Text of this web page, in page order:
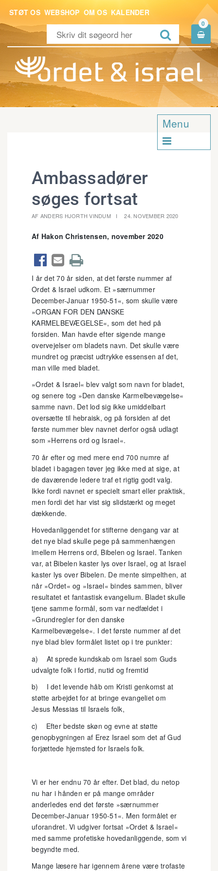
STØT OS WEBSHOP OM OS KALENDER

0

Menu

Ambassadører
søges fortsat
AF ANDERS HJORTH VINDUM 24. NOVEMBER 2020
Af Hakon Christensen, november 2020
  
I år det 70 år siden, at det første nummer af
Ordet & Israel udkom. Et »særnummer
December-Januar 1950-51«, som skulle være
»ORGAN FOR DEN DANSKE
KARMELBEVÆGELSE«, som det hed på
forsiden. Man havde efter sigende mange
overvejelser om bladets navn. Det skulle være
mundret og præcist udtrykke essensen af det,
man ville med bladet.
»Ordet & Israel« blev valgt som navn for bladet,
og senere tog »Den danske Karmelbevægelse«
samme navn. Det lod sig ikke umiddelbart
oversætte til hebraisk, og på forsiden af det
første nummer blev navnet derfor også udlagt
som »Herrens ord og Israel«.
70 år efter og med mere end 700 numre af
bladet i bagagen tøver jeg ikke med at sige, at
de daværende ledere traf et rigtig godt valg.
Ikke fordi navnet er specielt smart eller praktisk,
men fordi det har vist sig slidstærkt og meget
dækkende.
Hovedanliggendet for stifterne dengang var at
det nye blad skulle pege på sammenhængen
imellem Herrens ord, Bibelen og Israel. Tanken
var, at Bibelen kaster lys over Israel, og at Israel
kaster lys over Bibelen. De mente simpelthen, at
når »Ordet« og »Israel« bindes sammen, bliver
resultatet et fantastisk evangelium. Bladet skulle
tjene samme formål, som var nedfældet i
»Grundregler for den danske
Karmelbevægelse«. I det første nummer af det
nye blad blev formålet listet op i tre punkter:
a) At sprede kundskab om Israel som Guds
udvalgte folk i fortid, nutid og fremtid
b) I det levende håb om Kristi genkomst at
støtte arbejdet for at bringe evangeliet om
Jesus Messias til Israels folk,
c) Efter bedste skøn og evne at støtte
genopbygningen af Erez Israel som det af Gud
forjættede hjemsted for Israels folk.
Vi er her endnu 70 år efter. Det blad, du netop
nu har i hånden er på mange områder
anderledes end det første »særnummer
December-Januar 1950-51«. Men formålet er
uforandret. Vi udgiver fortsat »Ordet & Israel«
med samme profetiske hovedanliggende, som vi
begyndte med.
Mange læsere har igennem årene være trofaste